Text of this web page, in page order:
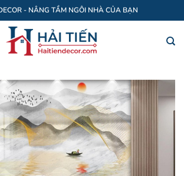
- NÂNG TẦM NGÔI NHÀ CỦA BẠN